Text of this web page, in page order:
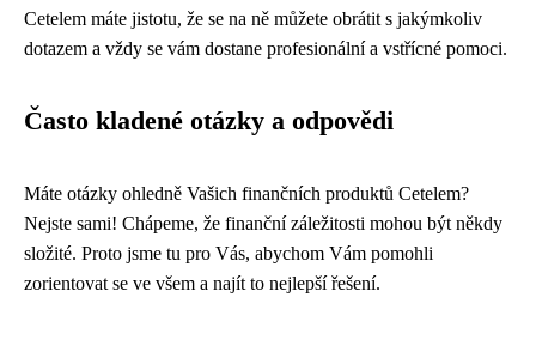
Cetelem máte jistotu, že se na ně můžete obrátit s jakýmkoliv
dotazem a vždy se vám dostane profesionální a vstřícné pomoci.
Často kladené otázky a odpovědi
Máte otázky ohledně Vašich finančních produktů Cetelem?
Nejste sami! Chápeme, že finanční záležitosti mohou být někdy
složité. Proto jsme tu pro Vás, abychom Vám pomohli
zorientovat se ve všem a najít to nejlepší řešení.